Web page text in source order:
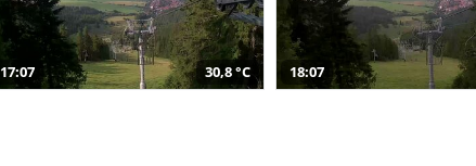
17:07 30,8 °C 18:07